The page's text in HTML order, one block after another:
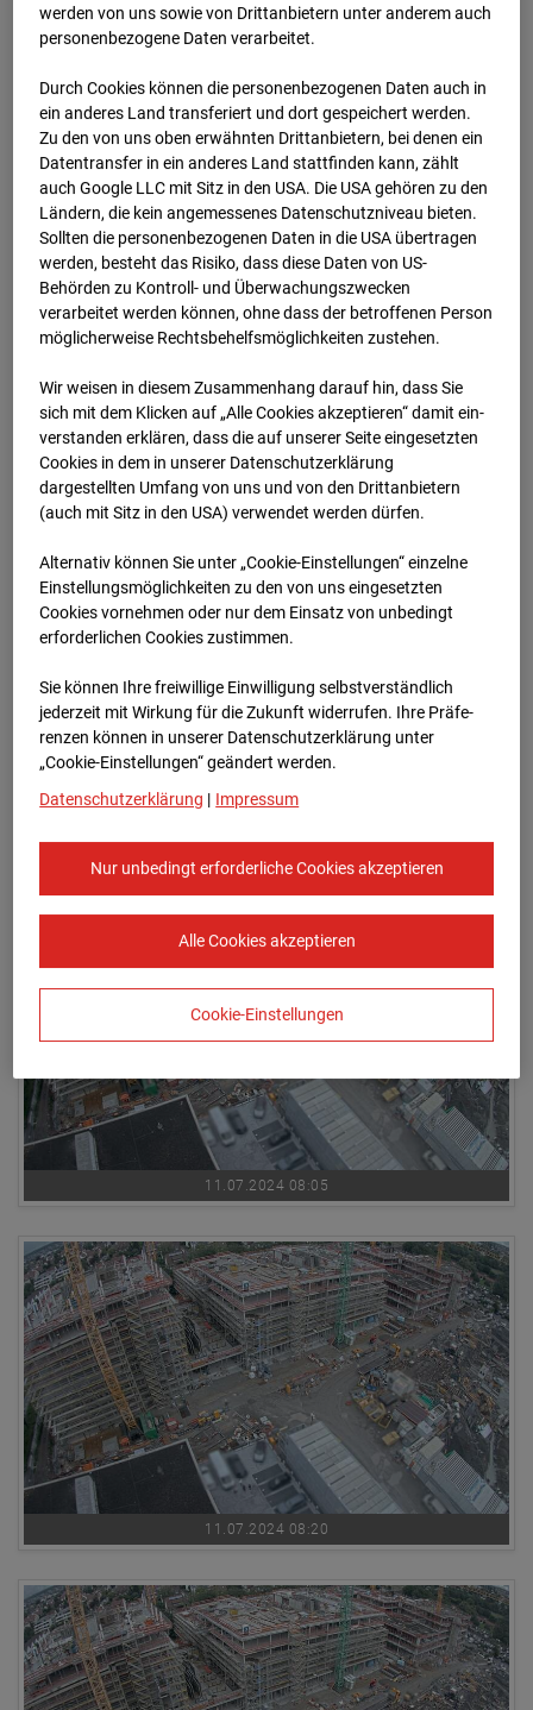
11.07.2024 07:15
11.07.2024 07:30
11.07.2024 07:50
11.07.2024 08:05
11.07.2024 08:20
werden von uns sowie von Drittanbietern unter anderem auch
personenbezogene Daten verarbeitet.
Durch Cookies können die personenbezogenen Daten auch in
ein anderes Land transferiert und dort gespeichert werden.
Zu den von uns oben erwähnten Drittanbietern, bei denen ein
Datentransfer in ein anderes Land stattfinden kann, zählt
auch Google LLC mit Sitz in den USA. Die USA gehören zu den
Ländern, die kein angemessenes Datenschutzniveau bieten.
Sollten die personenbezogenen Daten in die USA übertragen
werden, besteht das Risiko, dass diese Daten von US-
Behörden zu Kontroll- und Überwachungszwecken
verarbeitet werden können, ohne dass der betroffenen Person
möglicherweise Rechtsbehelfsmöglichkeiten zustehen.
Wir weisen in diesem Zusammenhang darauf hin, dass Sie
sich mit dem Klicken auf „Alle Cookies akzeptieren“ damit ein­
ver­standen erklären, dass die auf unserer Seite eingesetzten
Cookies in dem in unserer Datenschutzerklärung
dargestellten Umfang von uns und von den Drittanbietern
(auch mit Sitz in den USA) verwendet werden dürfen.
Alternativ können Sie unter „Cookie-Einstellungen“ einzelne
Einstellungsmöglichkeiten zu den von uns eingesetzten
Cookies vornehmen oder nur dem Einsatz von unbedingt
erforderlichen Cookies zustimmen.
Sie können Ihre freiwillige Einwilligung selbstverständlich
jederzeit mit Wirkung für die Zukunft widerrufen. Ihre Prä­fe­
renzen können in unserer Datenschutzerklärung unter
„Cookie-Einstellungen“ geändert werden.
Datenschutzerklärung | Impressum
Nur unbedingt erforderliche Cookies akzeptieren
Alle Cookies akzeptieren
Cookie-Einstellungen